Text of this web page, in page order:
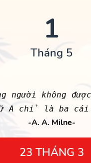
1
Tháng 5
người không
A chỉ là ba cái
-A. A. Milne-
23 THÁNG 3